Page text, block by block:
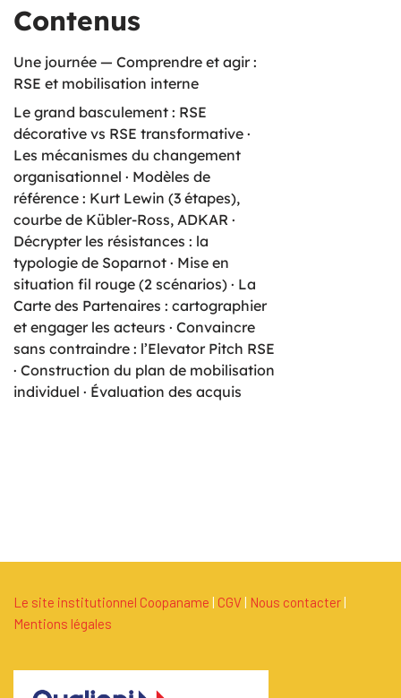
Contenus
Une journée — Comprendre et agir :
RSE et mobilisation interne
Le grand basculement : RSE
décorative vs RSE transformative ·
Les mécanismes du changement
organisationnel · Modèles de
référence : Kurt Lewin (3 étapes),
courbe de Kübler-Ross, ADKAR ·
Décrypter les résistances : la
typologie de Soparnot · Mise en
situation fil rouge (2 scénarios) · La
Carte des Partenaires : cartographier
et engager les acteurs · Convaincre
sans contraindre : l’Elevator Pitch RSE
· Construction du plan de mobilisation
individuel · Évaluation des acquis
Le site institutionnel Coopaname CGV Nous contacter
Mentions légales